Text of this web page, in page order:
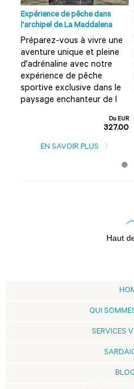
Expérience de pêche dans
l'archipel de La Maddalena
Préparez-vous à vivre une
aventure unique et pleine
d'adrénaline avec notre
expérience de pêche
sportive exclusive dans le
paysage enchanteur de l
Du EUR
327.00
EN SAVOIR PLUS
Haut
QUI
SERVICES